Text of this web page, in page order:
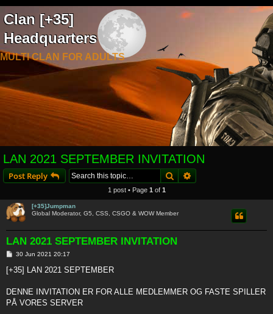
Clan [+35]
Headquarters
MULTI CLAN FOR ADULTS
LAN 2021 SEPTEMBER INVITATION
Post Reply SearchAdvanced search
1 post • Page 1 of 1
[+35]Jumpman
Global Moderator, G5, CSS, CSGO & WOW Member
LAN 2021 SEPTEMBER INVITATION
P
s
30 Jun 2021 20:17
[+35] LAN 2021 SEPTEMBER
DENNE INVITATION ER FOR ALLE MEDLEMMER OG FASTE SPILLER
PÅ VORES SERVER